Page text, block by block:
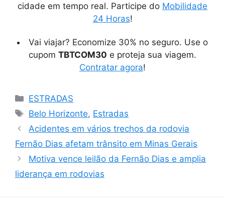
cidade em tempo real. Participe do Mobilidade
24 Horas!
Vai viajar? Economize 30% no seguro. Use o
cupom TBTCOM30 e proteja sua viagem.
Contratar agora!
Categorias
ESTRADAS
Tags
Belo Horizonte, Estradas
Acidentes em vários trechos da rodovia
Fernão Dias afetam trânsito em Minas Gerais
Motiva vence leilão da Fernão Dias e amplia
liderança em rodovias